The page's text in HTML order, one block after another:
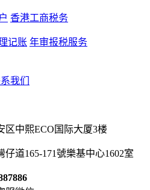
香港工商税务
记账 年审报税服务
我们
区中熙ECO国际大厦3楼
道165-171號樂基中心1602室